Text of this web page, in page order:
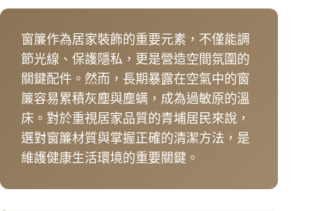
窗簾作為居家裝飾的重要元素，不僅能調
節光線、保護隱私，更是營造空間氛圍的
關鍵配件。然而，長期暴露在空氣中的窗
簾容易累積灰塵與塵螨，成為過敏原的溫
床。對於重視居家品質的青埔居民來說，
選對窗簾材質與掌握正確的清潔方法，是
維護健康生活環境的重要關鍵。